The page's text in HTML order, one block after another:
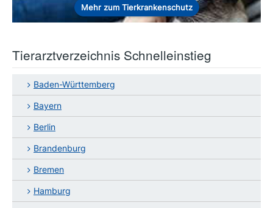
Mehr zum Tierkrankenschutz
Tierarztverzeichnis Schnelleinstieg
Baden-Württemberg
Bayern
Berlin
Brandenburg
Bremen
Hamburg